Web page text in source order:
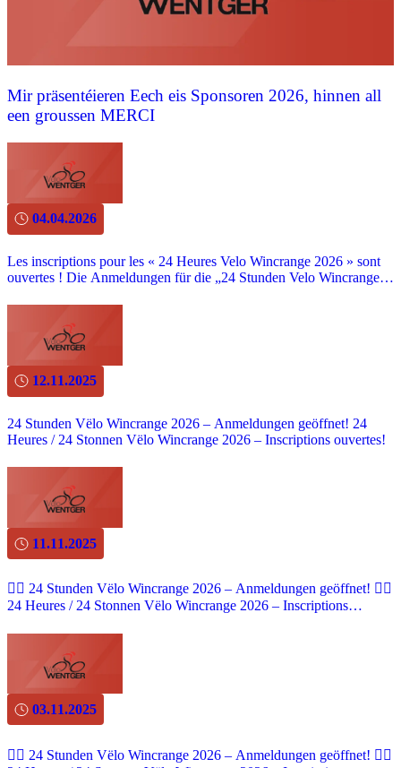
Mir präsentéieren Eech eis Sponsoren 2026, hinnen all
een groussen MERCI
04.04.2026
Les inscriptions pour les « 24 Heures Velo Wincrange 2026 » sont
ouvertes ! Die Anmeldungen für die „24 Stunden Velo Wincrange
Wincrange wird wieder geradelt!
12.11.2025
24 Stunden Vëlo Wincrange 2026 – Anmeldungen geöffnet! 24
Heures / 24 Stonnen Vëlo Wincrange 2026 – Inscriptions ouvertes!
11.11.2025
🚴‍♂️ 24 Stunden Vëlo Wincrange 2026 – Anmeldungen geöffnet! 🚴‍♀️
24 Heures / 24 Stonnen Vëlo Wincrange 2026 – Inscriptions
03.11.2025
🚴‍♂️ 24 Stunden Vëlo Wincrange 2026 – Anmeldungen geöffnet! 🚴‍♀️